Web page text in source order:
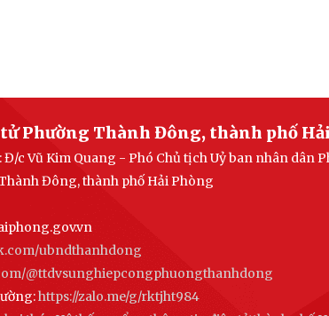
Phường Thành Đông, thành phố
c Vũ Kim Quang - Phó Chủ tịch Uỷ ban nhân dân
Đông, thành phố Hải Phòng
ubndthanhdong
@ttdvsunghiepcongphuongthanhdong
https://zalo.me/g/rktjht984